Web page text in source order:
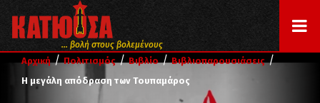
... βολή στους βολεμένους
Αρχική / Πολιτισμός / Βιβλίο / Βιβλιοπαρουσιάσεις /
Η μεγάλη απόδραση των Τουπαμάρος